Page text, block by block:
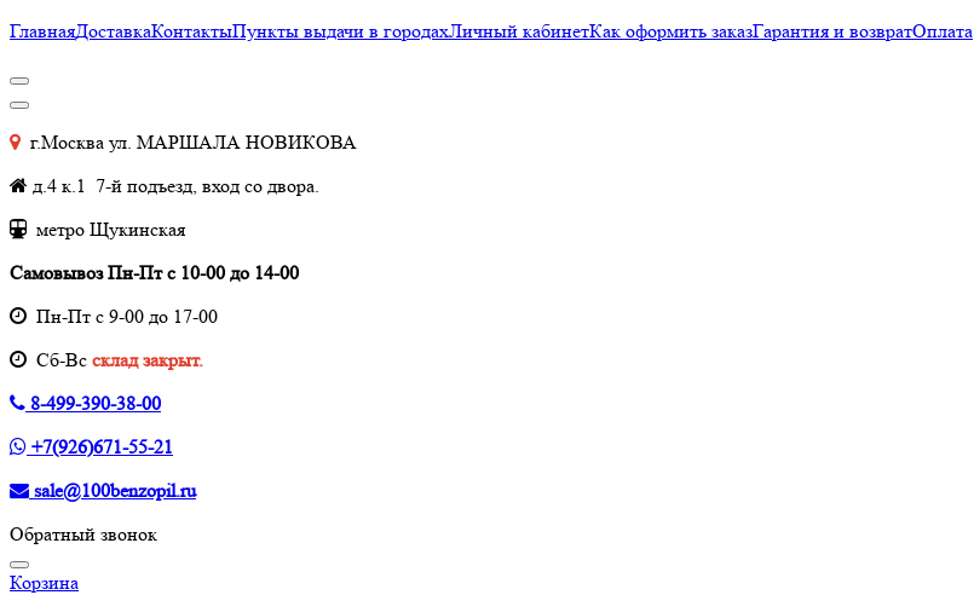
ГлавнаяДоставкаКонтактыПункты выдачи в городахЛичный кабинетКак оформить заказГарантия и возвратОплата
г.Москва ул. МАРШАЛА НОВИКОВА
д.4 к.1 7-й подъезд, вход со двора.
метро Щукинская
Самовывоз Пн-Пт с 10-00 до 14-00
Пн-Пт с 9-00 до 17-00
Cб-Вс склад закрыт.
8-499-390-38-00
+7(926)671-55-21
sale@100benzopil.ru
Обратный звонок
Корзина